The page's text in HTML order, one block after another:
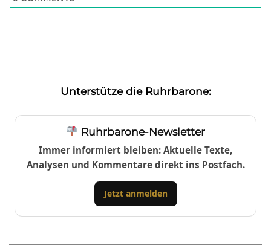
Unterstütze die Ruhrbarone:
Ruhrbarone-Newsletter
Immer informiert bleiben: Aktuelle Texte,
Analysen und Kommentare direkt ins Postfach.
Jetzt anmelden